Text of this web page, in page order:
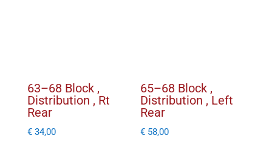
63–68 Block ,
Distribution , Rt
Rear
€34,00
65–68 Block ,
Distribution , Left
Rear
€ 58,00